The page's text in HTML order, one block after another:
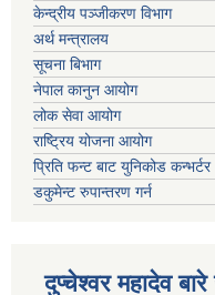
केन्द्रीय पञ्जीकरण विभाग
अर्थ मन्त्रालय
सूचना बिभाग
नेपाल कानुन आयोग
लोक सेवा आयोग
राष्ट्रिय योजना आयोग
प्रिति फन्ट बाट युनिकोड कन्भर्टर
डकुमेन्ट रुपान्तरण गर्न
दुप्चेश्वर महादेव बारे